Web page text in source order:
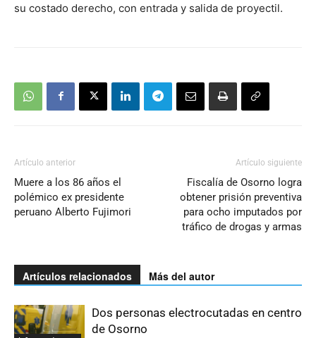
su costado derecho, con entrada y salida de proyectil.
Artículo anterior
Muere a los 86 años el
polémico ex presidente
peruano Alberto Fujimori
Artículo siguiente
Fiscalía de Osorno logra
obtener prisión preventiva
para ocho imputados por
tráfico de drogas y armas
Artículos relacionados Más del autor
Dos personas electrocutadas en centro
de Osorno